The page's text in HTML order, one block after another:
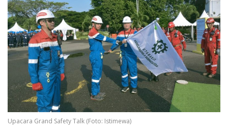
Upacara Grand Safety Talk (Foto: Istimewa)